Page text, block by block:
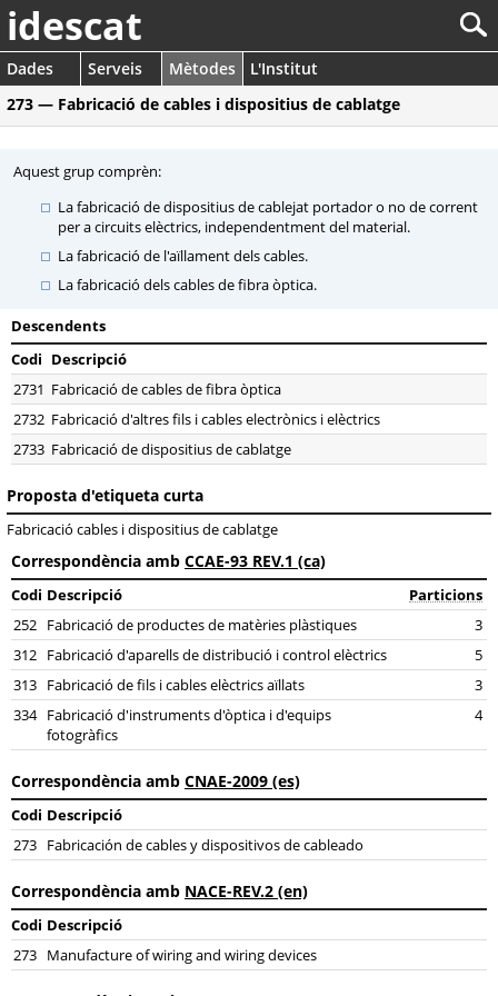
idescat
Dades Serveis Mètodes
L'Institut
273 — Fabricació de cables i dispositius de cablatge
Aquest grup comprèn:
La fabricació de dispositius de cablejat portador o no de corrent
per a circuits elèctrics, independentment del material.
La fabricació de l'aïllament dels cables.
La fabricació dels cables de fibra òptica.
Descendents
Codi Descripció
2731 Fabricació de cables de fibra òptica
2732 Fabricació d'altres fils i cables electrònics i elèctrics
2733 Fabricació de dispositius de cablatge
Proposta d'etiqueta curta
Fabricació cables i dispositius de cablatge
Correspondència amb CCAE-93 REV.1 (ca)
Codi Descripció
Particions
252 Fabricació de productes de matèries plàstiques
3
312 Fabricació d'aparells de distribució i control elèctrics
5
313 Fabricació de fils i cables elèctrics aïllats
3
334 Fabricació d'instruments d'òptica i d'equips
fotogràfics
4
Correspondència amb CNAE-2009 (es)
Codi Descripció
273 Fabricación de cables y dispositivos de cableado
Correspondència amb NACE-REV.2 (en)
Codi Descripció
273 Manufacture of wiring and wiring devices